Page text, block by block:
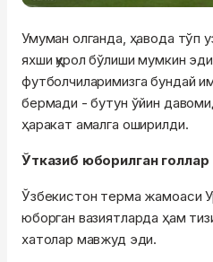
Умуман олганда, ҳавода тўп
яхши қурол бўлиши мумкин
футболчиларимизга бундай
бермади - бутун ўйин
ҳаракат амалга оширилди.
Ўтказиб юборилган голлар
Ўзбекистон терма жамоаси
юборган вазиятларда ҳам
хатолар мавжуд эди.